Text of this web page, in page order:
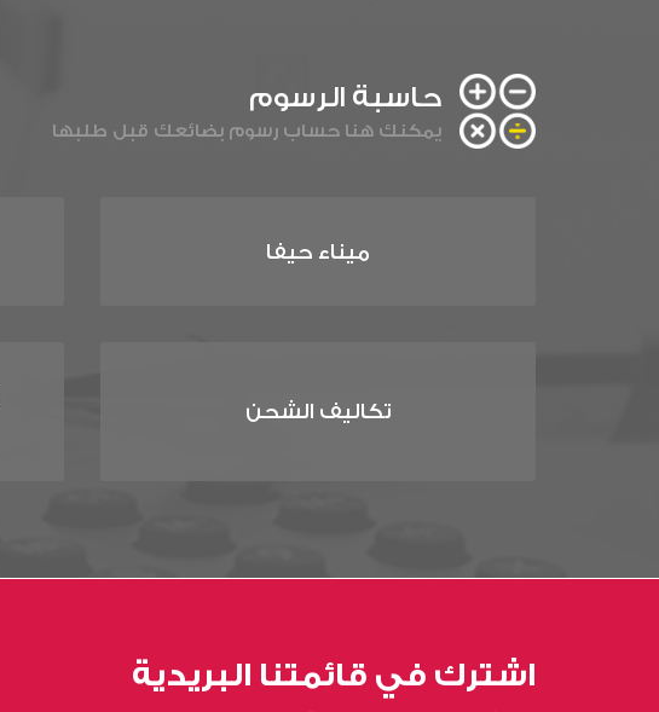
حاسبة الرسوم
يمكنك هنا حساب رسوم بضائعك قبل طلبها
ميناء حيفا
تكاليف الشحن
اشترك في قائمتنا البريدية